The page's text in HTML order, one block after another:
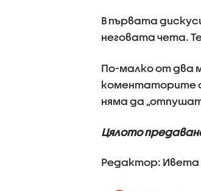
В първата
неговата чета.
По-малко от два
коментаторите
няма да
Цялото
Редактор: